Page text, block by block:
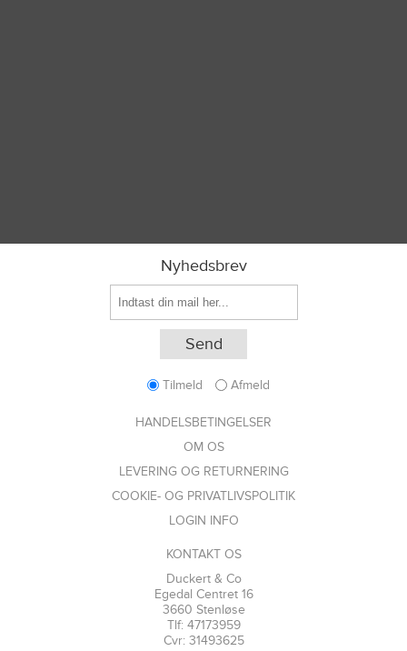
Nyhedsbrev
Tilmeld Afmeld
HANDELSBETINGELSER
OM OS
LEVERING OG RETURNERING
COOKIE- OG PRIVATLIVSPOLITIK
LOGIN INFO
KONTAKT OS
Duckert & Co
Egedal Centret 16
3660 Stenløse
Tlf: 47173959
Cvr: 31493625